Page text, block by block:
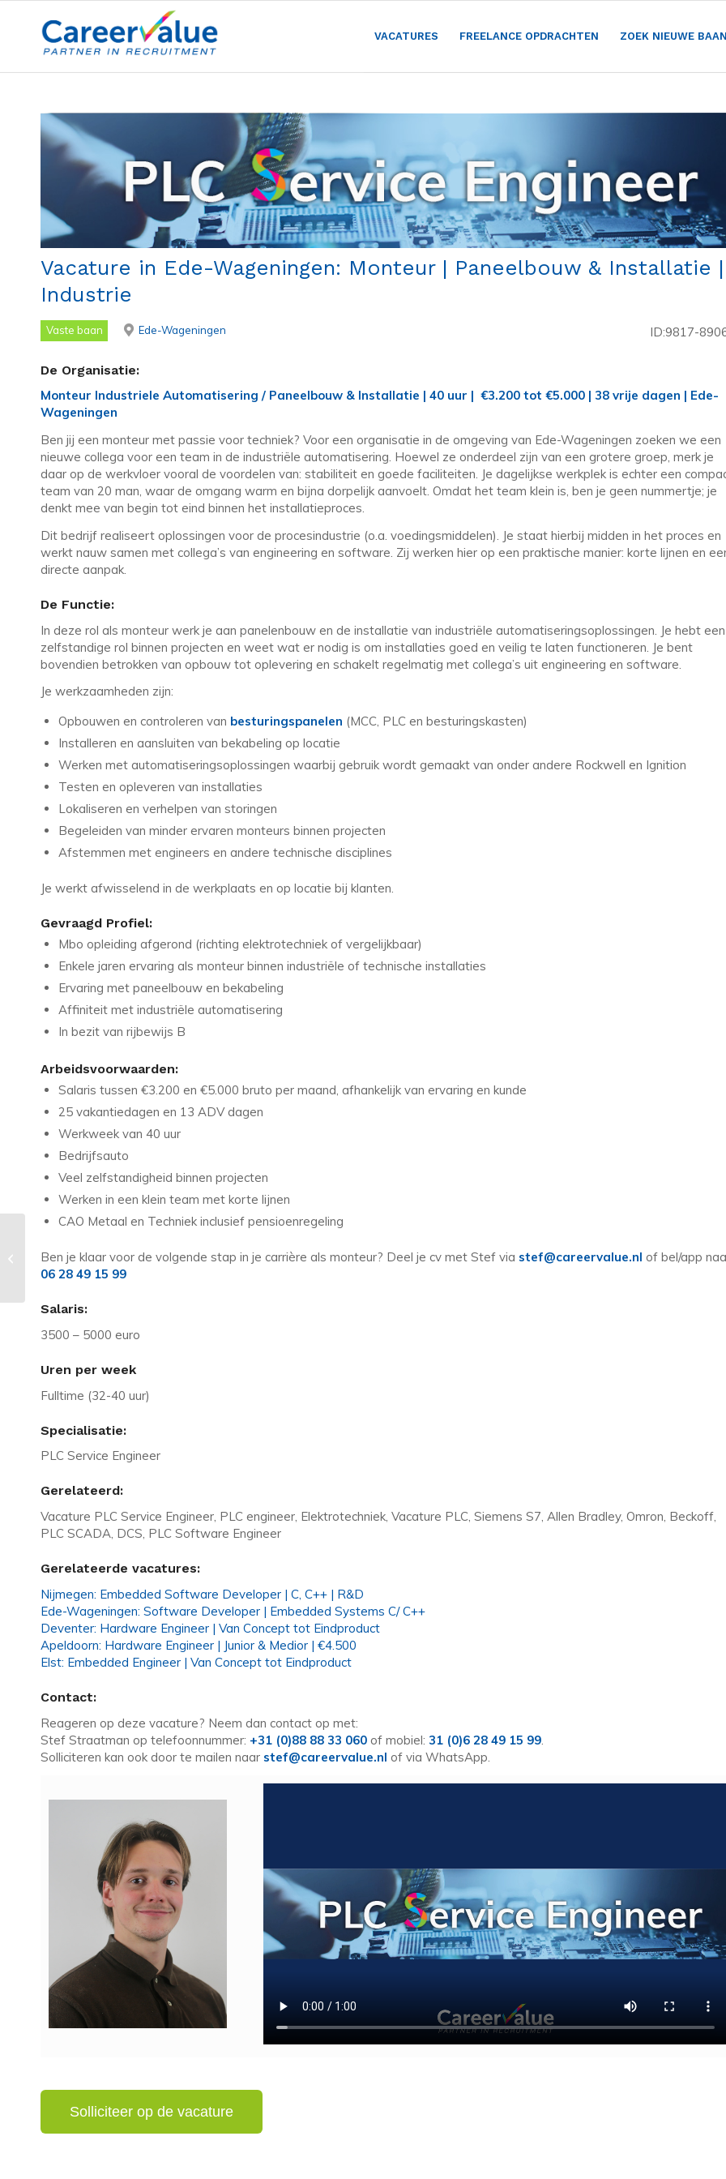
VACATURES FREELANCE OPDRACHTEN ZOEK NIEUWE BAAN
Vacature in Ede-Wageningen: Monteur | Paneelbouw & Installatie |
Industrie
Vaste baan Ede-Wageningen ID:9817-
De Organisatie:
Monteur Industriele Automatisering / Paneelbouw & Installatie | 40 uur | €3.200 tot €5.000 | 38 vrije dagen | Ede-
Wageningen
Ben jij een monteur met passie voor techniek? Voor een organisatie in de omgeving van Ede-Wageningen zoeken we een
nieuwe collega voor een team in de industriële automatisering. Hoewel ze onderdeel zijn van een grotere groep, merk je
daar op de werkvloer vooral de voordelen van: stabiliteit en goede faciliteiten. Je dagelijkse werkplek is echter een
team van 20 man, waar de omgang warm en bijna dorpelijk aanvoelt. Omdat het team klein is, ben je geen nummertje; je
denkt mee van begin tot eind binnen het installatieproces.
Dit bedrijf realiseert oplossingen voor de procesindustrie (o.a. voedingsmiddelen). Je staat hierbij midden in het proces en
werkt nauw samen met collega’s van engineering en software. Zij werken hier op een praktische manier: korte lijnen en
directe aanpak.
De Functie:
In deze rol als monteur werk je aan panelenbouw en de installatie van industriële automatiseringsoplossingen. Je hebt een
zelfstandige rol binnen projecten en weet wat er nodig is om installaties goed en veilig te laten functioneren. Je bent
bovendien betrokken van opbouw tot oplevering en schakelt regelmatig met collega’s uit engineering en software.
Je werkzaamheden zijn:
Opbouwen en controleren van besturingspanelen (MCC, PLC en besturingskasten)
Installeren en aansluiten van bekabeling op locatie
Werken met automatiseringsoplossingen waarbij gebruik wordt gemaakt van onder andere Rockwell en Ignition
Testen en opleveren van installaties
Lokaliseren en verhelpen van storingen
Begeleiden van minder ervaren monteurs binnen projecten
Afstemmen met engineers en andere technische disciplines
Je werkt afwisselend in de werkplaats en op locatie bij klanten.
Gevraagd Profiel:
Mbo opleiding afgerond (richting elektrotechniek of vergelijkbaar)
Enkele jaren ervaring als monteur binnen industriële of technische installaties
Ervaring met paneelbouw en bekabeling
Affiniteit met industriële automatisering
In bezit van rijbewijs B
Arbeidsvoorwaarden:
Salaris tussen €3.200 en €5.000 bruto per maand, afhankelijk van ervaring en kunde
25 vakantiedagen en 13 ADV dagen
Werkweek van 40 uur
Bedrijfsauto
Veel zelfstandigheid binnen projecten
Werken in een klein team met korte lijnen
CAO Metaal en Techniek inclusief pensioenregeling
Ben je klaar voor de volgende stap in je carrière als monteur? Deel je cv met Stef via stef@careervalue.nl of bel/app
06 28 49 15 99
Salaris:
3500 – 5000 euro
Uren per week
Fulltime (32-40 uur)
Specialisatie:
PLC Service Engineer
Gerelateerd:
Vacature PLC Service Engineer, PLC engineer, Elektrotechniek, Vacature PLC, Siemens S7, Allen Bradley, Omron, Beckoff,
PLC SCADA, DCS, PLC Software Engineer
Gerelateerde vacatures:
Nijmegen: Embedded Software Developer | C, C++ | R&D
Ede-Wageningen: Software Developer | Embedded Systems C/ C++
Deventer: Hardware Engineer | Van Concept tot Eindproduct
Apeldoorn: Hardware Engineer | Junior & Medior | €4.500
Elst: Embedded Engineer | Van Concept tot Eindproduct
Contact:
Reageren op deze vacature? Neem dan contact op met:
Stef Straatman op telefoonnummer: +31 (0)88 88 33 060 of mobiel: 31 (0)6 28 49 15 99
Solliciteren kan ook door te mailen naar stef@careervalue.nl of via WhatsApp.
Specialist | Kafka | lease auto +
bonus